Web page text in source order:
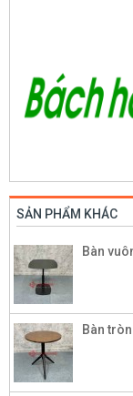
SẢN PHẨM KHÁC
Bàn
Bàn